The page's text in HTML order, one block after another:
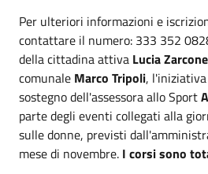
Per ulteriori informazioni e
contattare il numero: 333 352
della cittadina attiva Lucia Zarcone
comunale Marco Tripoli,
sostegno dell'assessora allo Sport
parte degli eventi collegati alla
sulle donne, previsti
mese di novembre. I corsi sono